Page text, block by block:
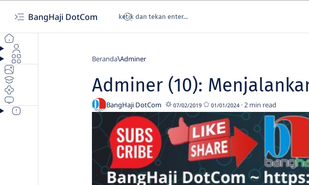
BangHaji DotCom
Beranda Adminer
Adminer (10):
07/02/2019 01/01/2024 2